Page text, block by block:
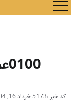
0100عملیات های دفاع مقدس
کد خبر :5173 خرداد 16, 1404